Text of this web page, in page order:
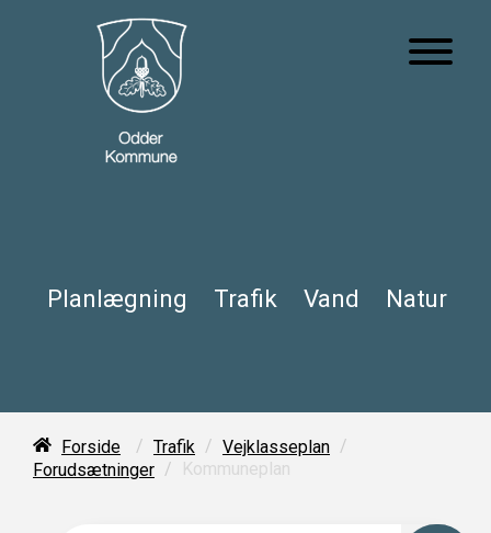
Planlægning Trafik Vand Natur
Forside / Trafik / Vejklasseplan /
Forudsætninger / Kommuneplan